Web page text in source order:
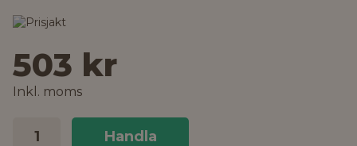
503 kr
Inkl. moms
Handla